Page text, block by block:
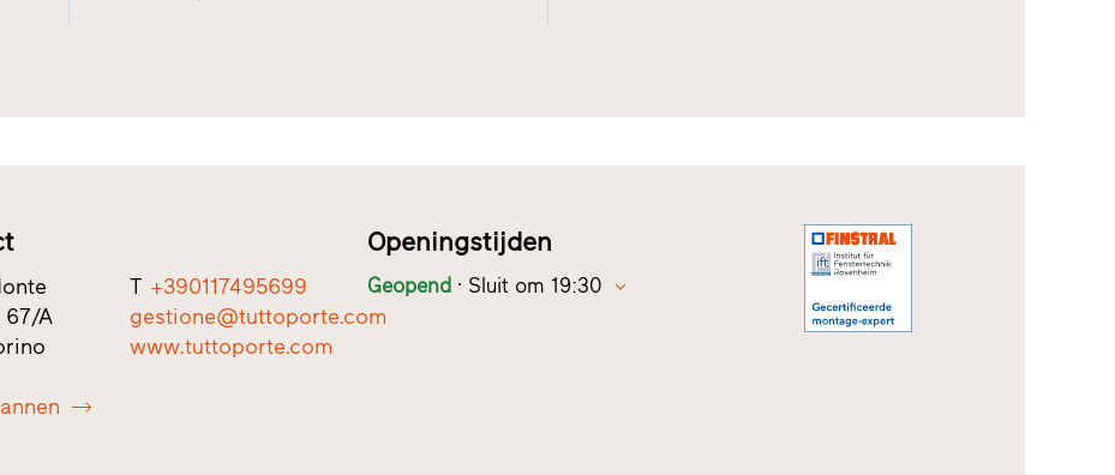
67/A
T +390117495699
gestione@tuttoporte.com
www.tuttoporte.com
Openingstijden
Geopend Sluit om 19:30